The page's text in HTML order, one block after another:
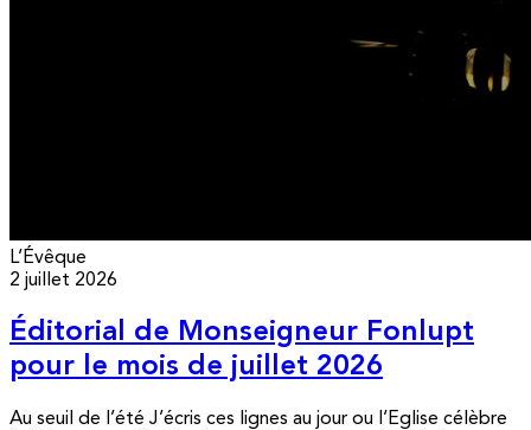
L’Évêque
2 juillet 2026
Éditorial de Monseigneur Fonlupt
pour le mois de juillet 2026
Au seuil de l’été J’écris ces lignes au jour ou l’Eglise célèbre